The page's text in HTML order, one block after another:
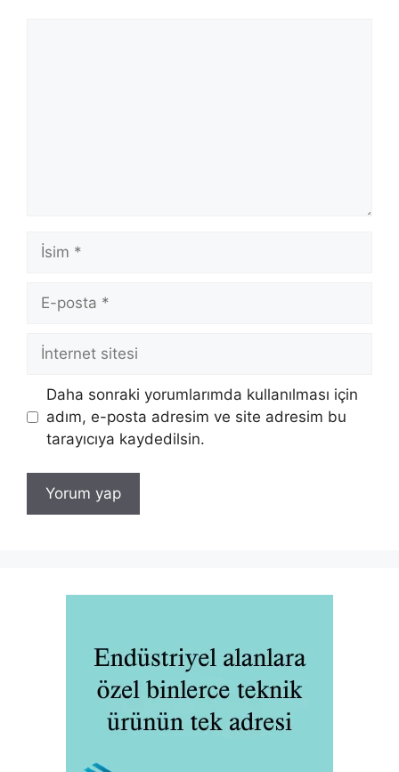
İsim
posta
İnternet
sitesi
Daha sonraki yorumlarımda kullanılması için
adım, e-posta adresim ve site adresim bu
tarayıcıya kaydedilsin.